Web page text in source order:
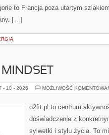
to Francja poza utartym
[…]
- 10 - 2026 MOŻLIWOŚĆ
o2fit.pl to centrum
doświadczenie z
sylwetki i stylu życia. To